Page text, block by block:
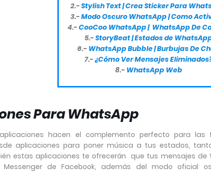
2.-Stylish Text | Crea Sticker Para
3.-Modo Oscuro WhatsApp | Como
4.-CooCoo WhatsApp | WhatsApp De
5.-StoryBeat | Estados de
6.- WhatsApp Bubble | Burbujas De
7.-¿Cómo Ver Mensajes
8.- WhatsApp Web
Para WhatsApp
hacen el complemento perfecto para las
aplicaciones para poner música a tus estados,
estas aplicaciones te ofrecerán que tus mensajes de
de Facebook, además del modo oficial